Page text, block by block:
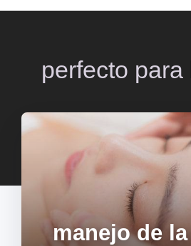
perfecto
manejo de